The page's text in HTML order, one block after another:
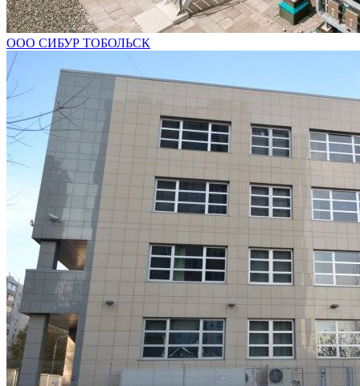
ООО СИБУР ТОБОЛЬСК